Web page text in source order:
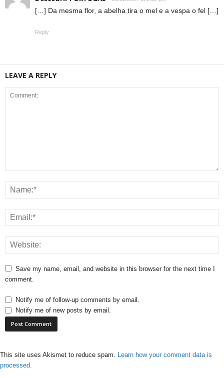
[…] Da mesma flor, a abelha tira o mel e a vespa o fel […]
Reply
LEAVE A REPLY
Save my name, email, and website in this browser for the next time I
comment.
Notify me of follow-up comments by email.
Notify me of new posts by email.
This site uses Akismet to reduce spam. Learn how your comment data is
processed.